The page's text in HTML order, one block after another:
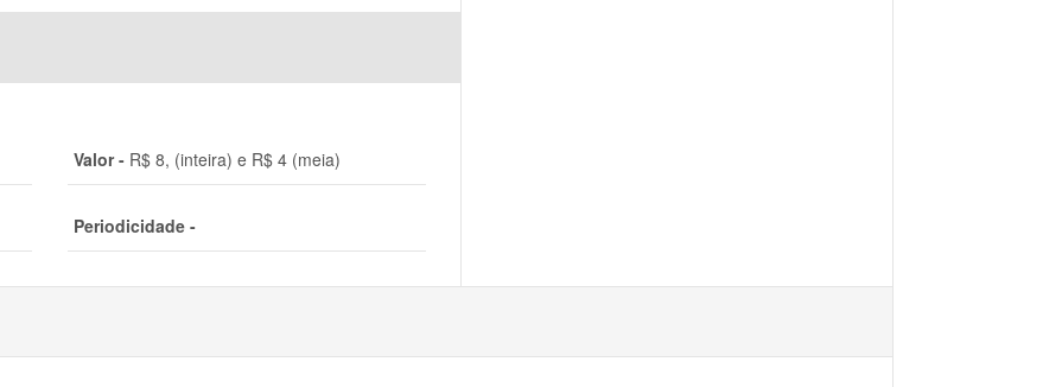
Valor -R$ 8, (inteira) e R$ 4 (meia)
Periodicidade -